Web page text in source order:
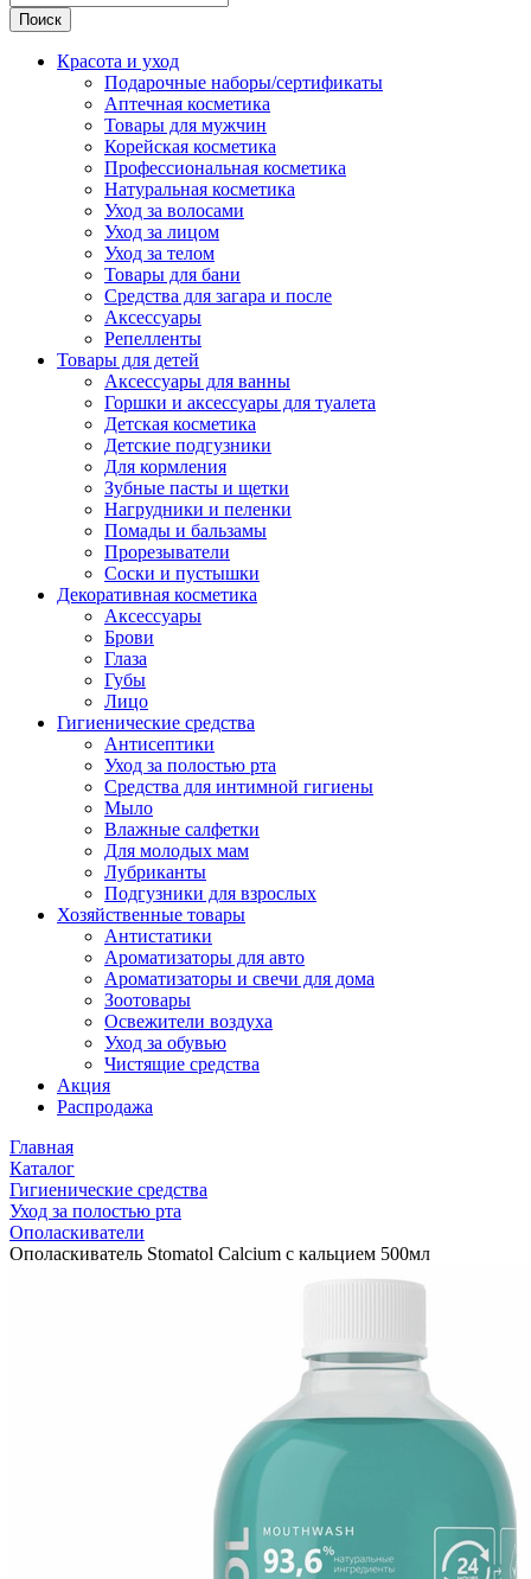
Поиск
Красота и уход
Подарочные наборы/сертификаты
Аптечная косметика
Товары для мужчин
Корейская косметика
Профессиональная косметика
Натуральная косметика
Уход за волосами
Уход за лицом
Уход за телом
Товары для бани
Средства для загара и после
Аксессуары
Репелленты
Товары для детей
Аксессуары для ванны
Горшки и аксессуары для туалета
Детская косметика
Детские подгузники
Для кормления
Зубные пасты и щетки
Нагрудники и пеленки
Помады и бальзамы
Прорезыватели
Соски и пустышки
Декоративная косметика
Аксессуары
Брови
Глаза
Губы
Лицо
Гигиенические средства
Антисептики
Уход за полостью рта
Средства для интимной гигиены
Мыло
Влажные салфетки
Для молодых мам
Лубриканты
Подгузники для взрослых
Хозяйственные товары
Антистатики
Ароматизаторы для авто
Ароматизаторы и свечи для дома
Зоотовары
Освежители воздуха
Уход за обувью
Чистящие средства
Акция
Распродажа
Главная
Каталог
Гигиенические средства
Уход за полостью рта
Ополаскиватели
Ополаскиватель Stomatol Calcium с кальцием 500мл